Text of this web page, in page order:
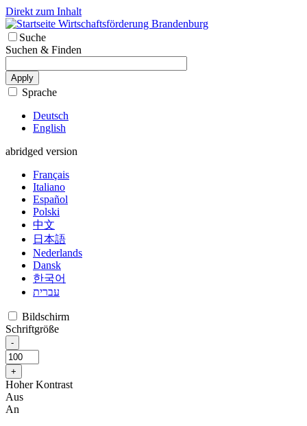
Direkt zum Inhalt
Wirtschaftsförderung Brandenburg
Suche
Suchen & Finden
Apply
Sprache
Deutsch
English
abridged version
Français
Italiano
Español
Polski
中文
日本語
Nederlands
Dansk
한국어
עברית
Bildschirm
Schriftgröße
Hoher Kontrast
Aus
An